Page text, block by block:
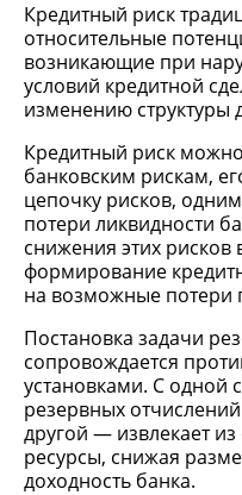
Кредитный риск
относительные
возникающие при
условий кредитной
изменению структуры
Кредитный риск
банковским рискам,
цепочку рисков,
потери ликвидности
снижения этих рисков
формирование
на возможные потери
Постановка задачи
сопровождается
установками. С одной
резервных
другой — извлекает
ресурсы, снижая
доходность банка.